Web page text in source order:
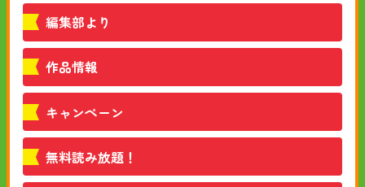
編集部より
作品情報
キャンペーン
無料読み放題！